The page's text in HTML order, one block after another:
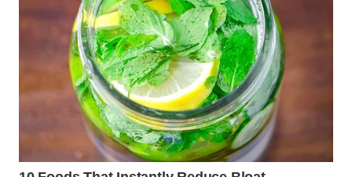
SELATAN
WN
TANJUNG
KARO